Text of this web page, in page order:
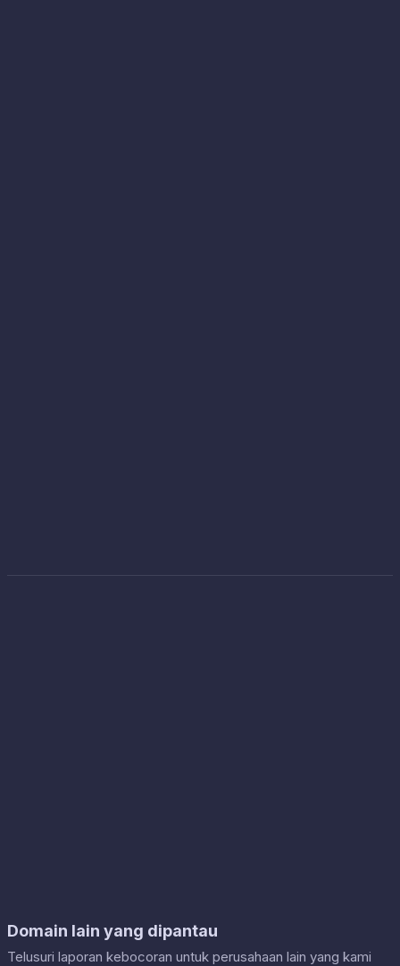
Domain lain yang dipantau
Telusuri laporan kebocoran untuk perusahaan lain yang kami